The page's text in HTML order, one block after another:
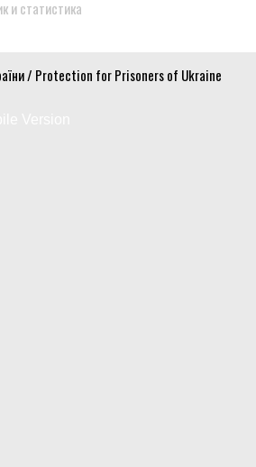
/ Protection for Prisoners of Ukraine